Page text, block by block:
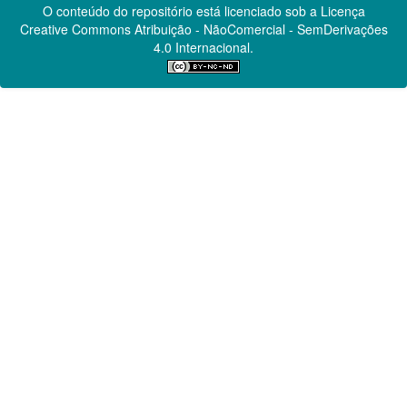
O conteúdo do repositório está licenciado sob a Licença
Creative CommonsAtribuição - NãoComercial - SemDerivações
4.0 Internacional.